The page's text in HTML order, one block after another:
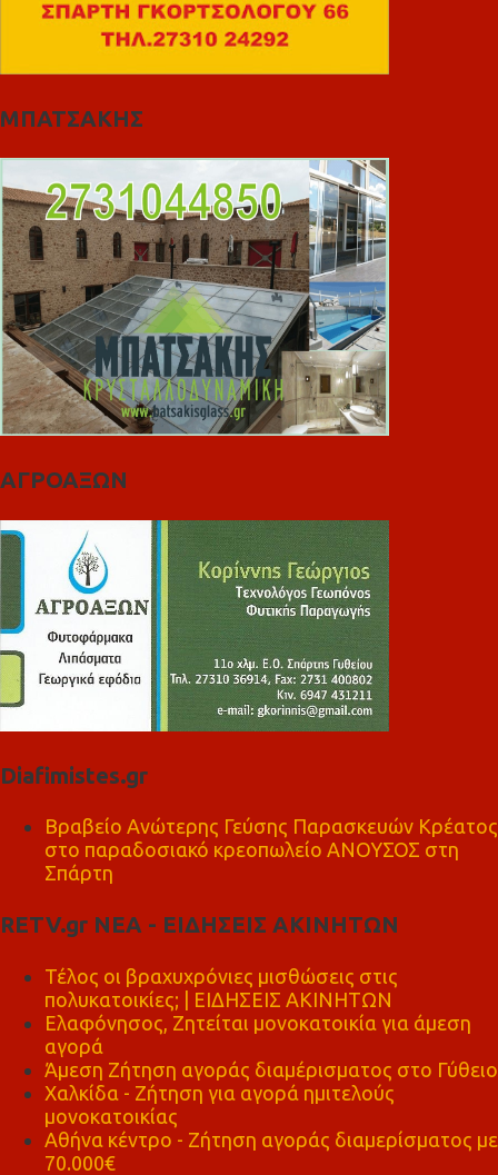
ΜΠΑΤΣΑΚΗΣ
ΑΓΡΟΑΞΩΝ
Diafimistes.gr
Βραβείο Ανώτερης Γεύσης Παρασκευών Κρέατος
στο παραδοσιακό κρεοπωλείο ΑΝΟΥΣΟΣ στη
Σπάρτη
RETV.gr ΝΕΑ - ΕΙΔΗΣΕΙΣ ΑΚΙΝΗΤΩΝ
Τέλος οι βραχυχρόνιες μισθώσεις στις
πολυκατοικίες; | ΕΙΔΗΣΕΙΣ ΑΚΙΝΗΤΩΝ
Ελαφόνησος, Ζητείται μονοκατοικία για άμεση
αγορά
Άμεση Ζήτηση αγοράς διαμέρισματος στο Γύθειο
Χαλκίδα - Ζήτηση για αγορά ημιτελούς
μονοκατοικίας
Αθήνα κέντρο - Ζήτηση αγοράς διαμερίσματος με
70.000€